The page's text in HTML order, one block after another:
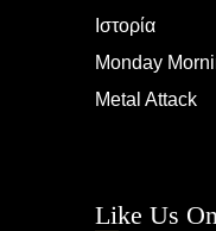
Ιστορία
Monday
Metal Attack
Like Us